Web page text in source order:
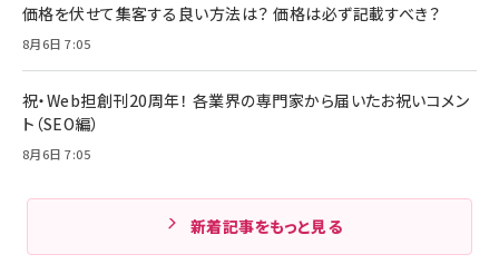
価格を伏せて集客する良い方法は？ 価格は必ず記載すべき？
8月6日 7:05
祝・Web担創刊20周年！ 各業界の専門家から届いたお祝いコメン
ト（SEO編）
8月6日 7:05
新着記事をもっと見る